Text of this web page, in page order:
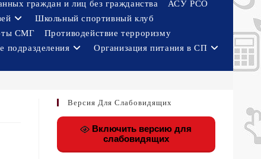
граждан и лиц без гражданства
АСУ РСО
Школьный спортивный клуб
СМГ
Противодействие терроризму
подразделения
Организация питания в СП
Версия Для Слабовидящих
Включить версию для
слабовидящих